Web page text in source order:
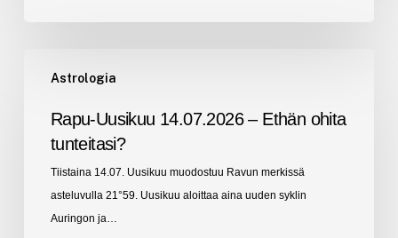
Astrologia
Uusikuu
Ethän
ohita
tunteitasi?
Rapu-Uusikuu 14.07.2026 – Ethän ohita
tunteitasi?
Tiistaina 14.07. Uusikuu muodostuu Ravun merkissä
asteluvulla 21°59. Uusikuu aloittaa aina uuden syklin
Auringon ja…